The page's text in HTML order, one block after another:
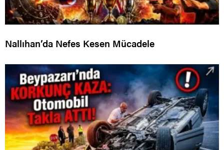
Nallıhan’da Nefes Kesen Mücadele